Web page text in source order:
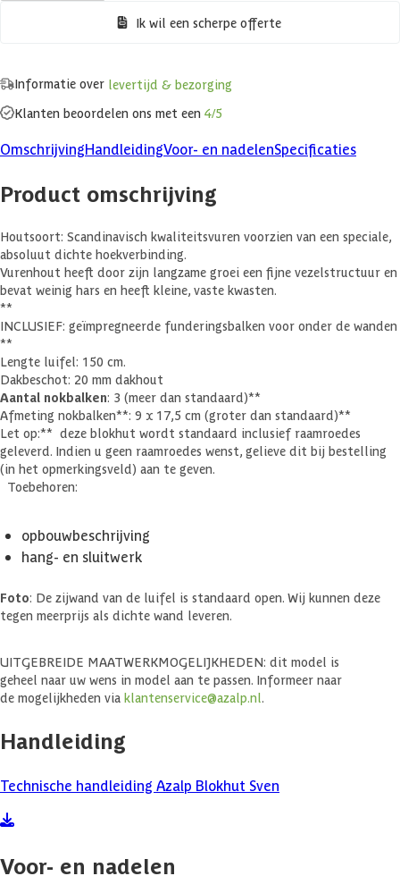
Ik wil een scherpe offerte
Informatie over levertijd & bezorging
Klanten beoordelen ons met een 4/5
OmschrijvingHandleidingVoor- en nadelenSpecificaties
Product omschrijving
Houtsoort: Scandinavisch kwaliteitsvuren voorzien van een speciale,
absoluut dichte hoekverbinding.
Vurenhout heeft door zijn langzame groei een fijne vezelstructuur en
bevat weinig hars en heeft kleine, vaste kwasten.
**
INCLUSIEF: geïmpregneerde funderingsbalken voor onder de wanden
**
Lengte luifel: 150 cm.
Dakbeschot: 20 mm dakhout
Aantal nokbalken: 3 (meer dan standaard)**
Afmeting nokbalken**: 9 x 17,5 cm (groter dan standaard)**
Let op:** deze blokhut wordt standaard inclusief raamroedes
geleverd. Indien u geen raamroedes wenst, gelieve dit bij bestelling
(in het opmerkingsveld) aan te geven.
Toebehoren:
opbouwbeschrijving
hang- en sluitwerk
Foto: De zijwand van de luifel is standaard open. Wij kunnen deze
tegen meerprijs als dichte wand leveren.
UITGEBREIDE MAATWERKMOGELIJKHEDEN: dit model is
geheel naar uw wens in model aan te passen. Informeer naar
de mogelijkheden via klantenservice@azalp.nl.
Handleiding
Technische handleiding Azalp Blokhut Sven
Voor- en nadelen